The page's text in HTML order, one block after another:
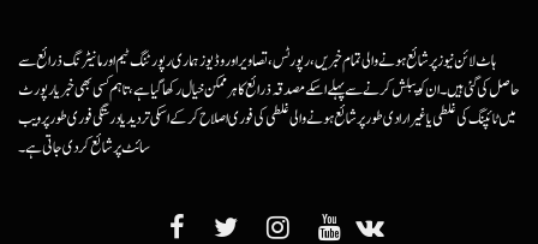
ہاٹ لائن نیوز پر شائع ہونے والی تمام خبریں، رپورٹس، تصاویر اور وڈیوز ہماری رپورٹنگ ٹیم اور مانیٹرنگ ذرائع سے
حاصل کی گئی ہیں۔ ان کو پبلش کرنے سے پہلے اسکے مصدقہ ذرائع کا ہرممکن خیال رکھا گیا ہے، تاہم کسی بھی خبر یا رپورٹ
میں ٹائپنگ کی غلطی یا غیرارادی طور پر شائع ہونے والی غلطی کی فوری اصلاح کرکے اسکی تردید یا درستگی فوری طور پر ویب
سائٹ پر شائع کردی جاتی ہے۔